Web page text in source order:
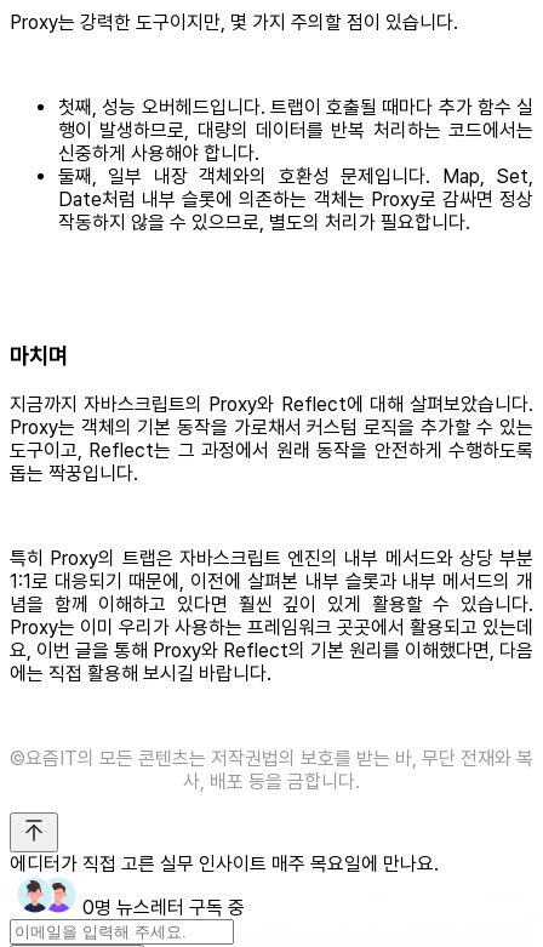
Proxy는 강력한 도구이지만, 몇 가지 주의할 점이 있습니다.
첫째, 성능 오버헤드입니다. 트랩이 호출될 때마다 추가 함수 실
행이 발생하므로, 대량의 데이터를 반복 처리하는 코드에서는
신중하게 사용해야 합니다.
둘째, 일부 내장 객체와의 호환성 문제입니다. Map, Set,
Date처럼 내부 슬롯에 의존하는 객체는 Proxy로 감싸면 정상
작동하지 않을 수 있으므로, 별도의 처리가 필요합니다.
마치며
지금까지 자바스크립트의 Proxy와 Reflect에 대해 살펴보았습니다.
Proxy는 객체의 기본 동작을 가로채서 커스텀 로직을 추가할 수 있는
도구이고, Reflect는 그 과정에서 원래 동작을 안전하게 수행하도록
돕는 짝꿍입니다.
특히 Proxy의 트랩은 자바스크립트 엔진의 내부 메서드와 상당 부분
1:1로 대응되기 때문에, 이전에 살펴본 내부 슬롯과 내부 메서드의 개
념을 함께 이해하고 있다면 훨씬 깊이 있게 활용할 수 있습니다.
Proxy는 이미 우리가 사용하는 프레임워크 곳곳에서 활용되고 있는데
요, 이번 글을 통해 Proxy와 Reflect의 기본 원리를 이해했다면, 다음
에는 직접 활용해 보시길 바랍니다.
©️요즘IT의 모든 콘텐츠는 저작권법의 보호를 받는 바, 무단 전재와 복
사, 배포 등을 금합니다.
에디터가 직접 고른 실무 인사이트 매주 목요일에 만나요.
0명 뉴스레터 구독 중